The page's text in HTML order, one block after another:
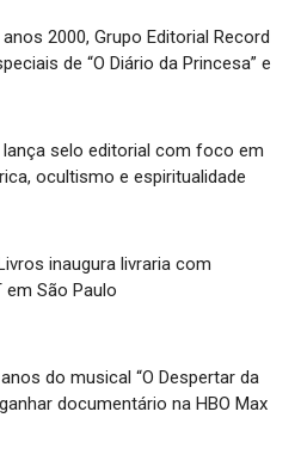
2000, Grupo Editorial Record
de “O Diário da Princesa” e
lança selo editorial com foco em
ocultismo e espiritualidade
inaugura livraria com
em São Paulo
do musical “O Despertar da
documentário na HBO Max